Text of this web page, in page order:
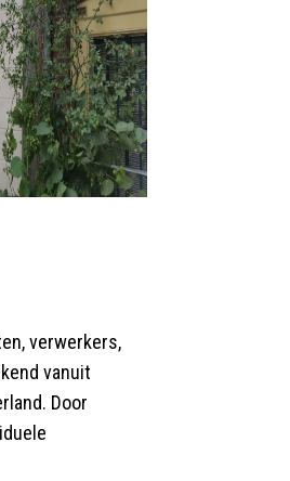
verwerkers,
vanuit
Door